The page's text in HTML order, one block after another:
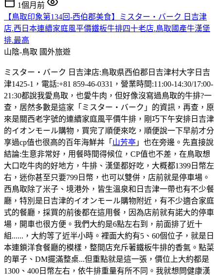
1個月前
【鳥取印象第134回-西伯郡美食】ミスター・バーク 日吉津
店.西日本連續家庭風平價鐵板牛排四十老店.鳥取國產牛漢堡
排.最高
山陰-鳥取 國外旅遊
ミスター・バーク 日吉津店:鳥取県西伯郡日吉津村大字日吉
津1425-1，電話:+81 859-46-0331，營業時間:11:00-14:30/17:00-
21:30都說我愛鳥取，也愛牛肉，但好像沒寫過鳥取的牛排?一
查，居然多數是這家「ミスター・バーク」的資訊，再查，原
來是關西老字號的連續家庭風平價牛排，剛巧下午安排日吉津
的イオンモール購物，買完了順便來吃，順便說一下早前才分
享過cp值也很高的百年海鮮丼「 山芳亭 」也在旁邊。先直接說
結論:生意非常好，用餐時間得候位，CP值也不差，在鳥取想
大口吃牛肉的好地方，牛排、漢堡都好吃，大概都1399日幣左
右，迷你甚至只要799日幣，也可以雙併，店前就是停車場。
西鳥取除了米子、境港外，皆生溫泉和日吉津一帶也有不少餐
廳，特別是日吉津的イオンモール購物附近，有不少適合家庭
式的餐廳，採買的前後都在這用餐，因為店前就有諾大的停車
場，開車也很方便。我們大約是6點左右到，前面排了近十
組......，大約等了近半小時。裡面大約有5、60個位子，就是日
本連鎖洋食餐廳的模樣，整間店充斥著鐵板牛排的香氣。點菜
的單子、DM擺滿整桌...但重點就是這一張，價位上大約都是
1300、400日幣左右，依牛排重量有所不同。我就想問健康漢